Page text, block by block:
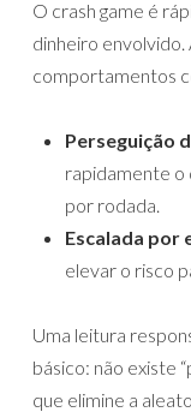
O crash game é
dinheiro
comportamentos
Perseguição
rapidamente o
por rodada.
Escalada por
elevar o risco
Uma leitura
básico: não existe
que elimine a